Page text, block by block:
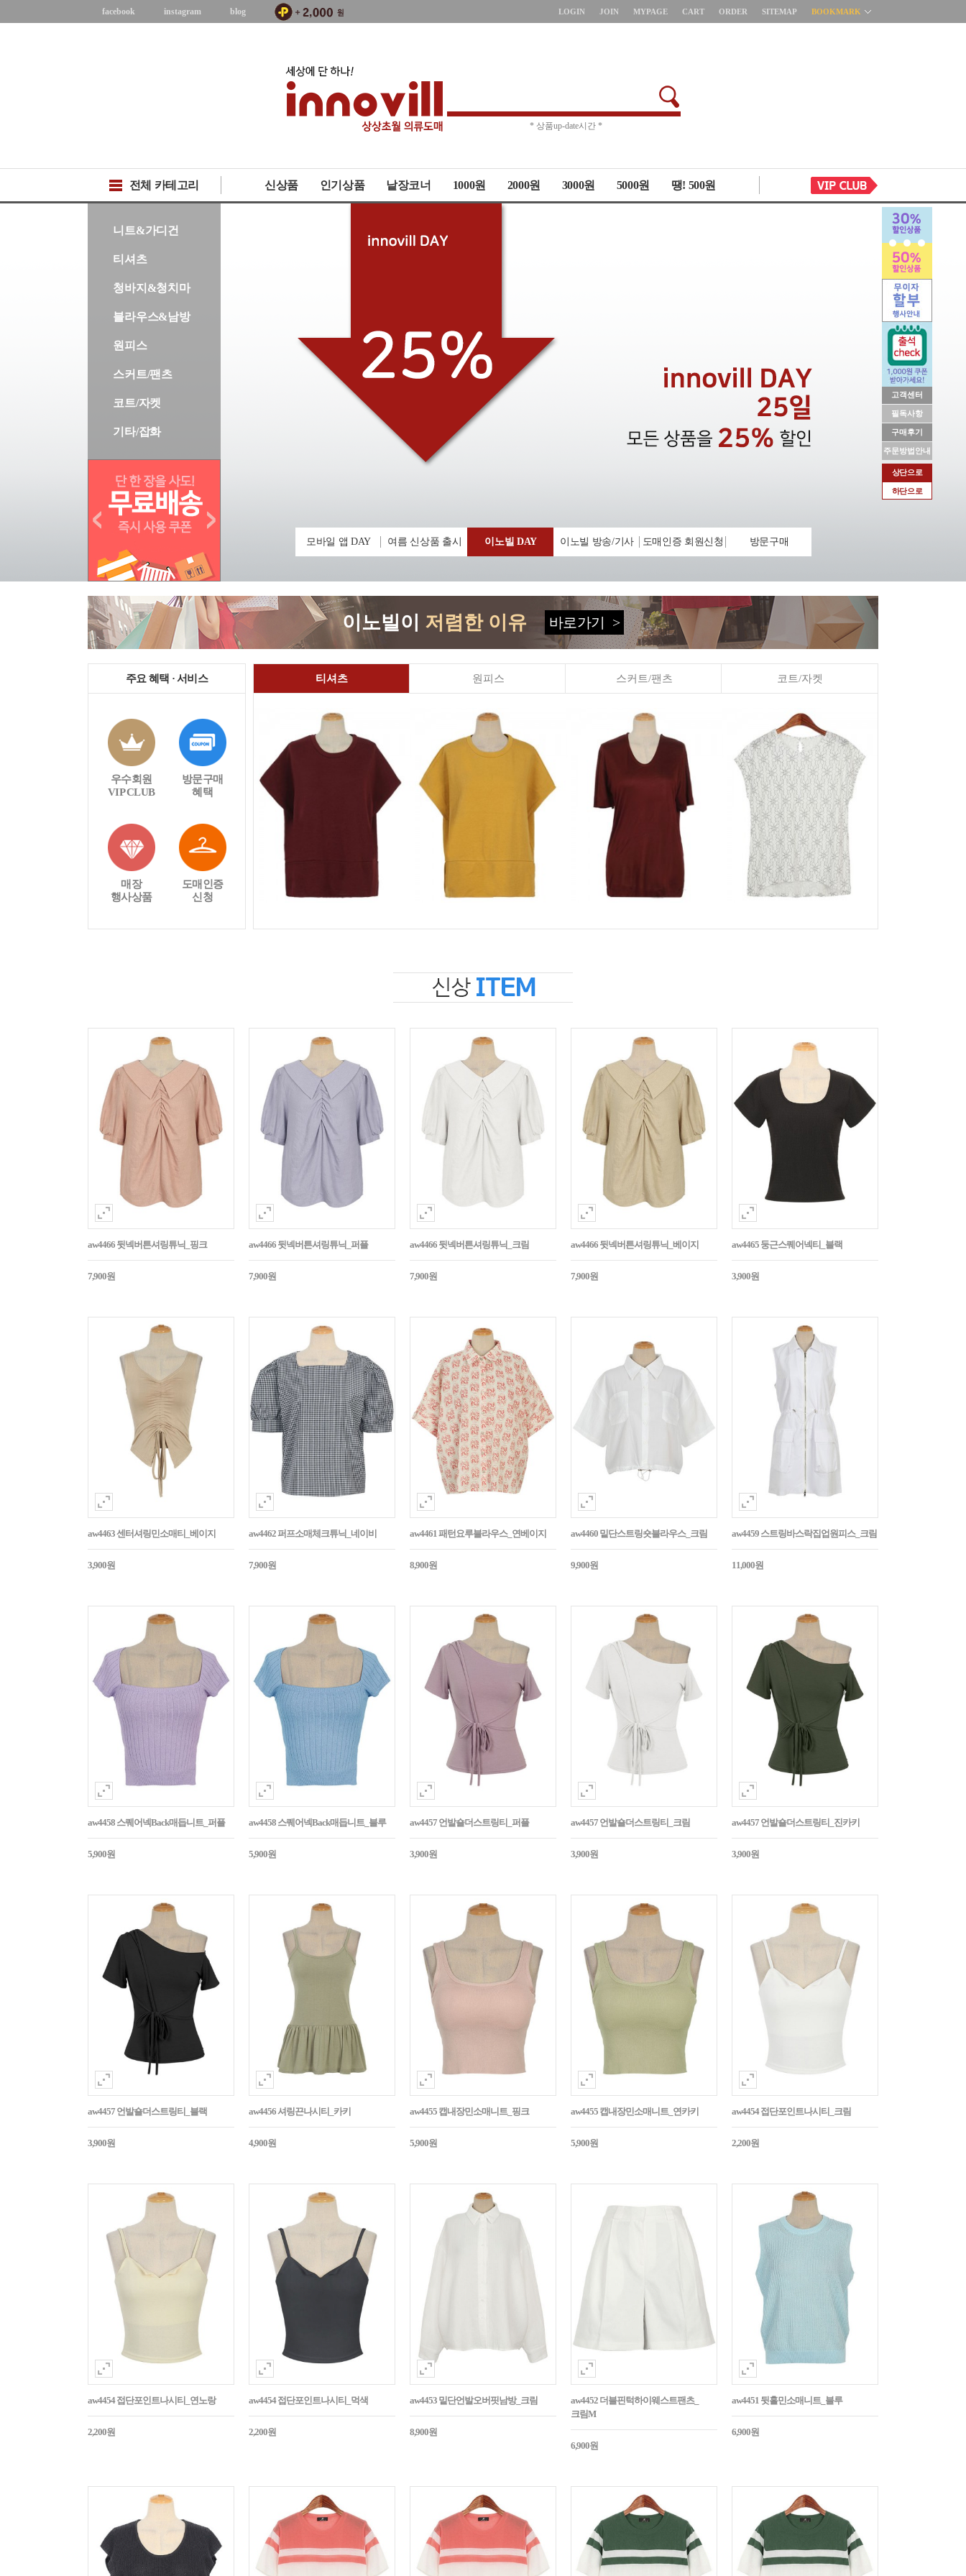
고객센터
필독사항
구매후기
주문방법안내
상단으로
하단으로
facebook instagram blog LOGIN JOIN MYPAGE CART ORDER SITEMAP BOOKMARK
* 주문취소 제한 *
전체 카테고리 신상품 인기상품 낱장코너 1000원 2000원 3000원 5000원 땡! 500원
니트&가디건
티셔츠
청바지&청치마
블라우스&남방
원피스
스커트/팬츠
코트/자켓
기타/잡화
모바일 앱 DAY 여름 신상품 출시 이노빌 DAY 이노빌 방송/기사 도매인증 회원신청 방문구매
이노빌이 저렴한 이유 바로가기 >
주요 혜택 · 서비스
우수회원
VIP CLUB
방문구매
혜택
매장
행사상품
도매인증
신청
티셔츠 원피스 스커트/팬츠 코트/자켓
aw4466 뒷넥버튼셔링튜닉_핑크
7,900원
aw4466 뒷넥버튼셔링튜닉_퍼플
7,900원
aw4466 뒷넥버튼셔링튜닉_크림
7,900원
aw4466 뒷넥버튼셔링튜닉_베이지
7,900원
aw4465 둥근스퀘어넥티_블랙
3,900원
aw4463 센터셔링민소매티_베이지
3,900원
aw4462 퍼프소매체크튜닉_네이비
7,900원
aw4461 패턴요루블라우스_연베이지
8,900원
aw4460 밑단스트링숏블라우스_크림
9,900원
aw4459 스트링바스락집업원피스_크림
11,000원
aw4458 스퀘어넥Back매듭니트_퍼플
5,900원
aw4458 스퀘어넥Back매듭니트_블루
5,900원
aw4457 언발숄더스트링티_퍼플
3,900원
aw4457 언발숄더스트링티_크림
3,900원
aw4457 언발숄더스트링티_진카키
3,900원
aw4457 언발숄더스트링티_블랙
3,900원
aw4456 셔링끈나시티_카키
4,900원
aw4455 캡내장민소매니트_핑크
5,900원
aw4455 캡내장민소매니트_연카키
5,900원
aw4454 접단포인트나시티_크림
2,200원
aw4454 접단포인트나시티_연노랑
2,200원
aw4454 접단포인트나시티_먹색
2,200원
aw4453 밑단언발오버핏남방_크림
8,900원
aw4452 더블핀턱하이웨스트팬츠_
크림M
6,900원
aw4451 뒷홀민소매니트_블루
6,900원